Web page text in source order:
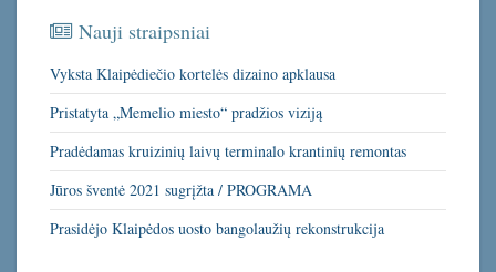
Nauji straipsniai
Vyksta Klaipėdiečio kortelės dizaino apklausa
Pristatyta „Memelio miesto“ pradžios viziją
Pradėdamas kruizinių laivų terminalo krantinių remontas
Jūros šventė 2021 sugrįžta / PROGRAMA
Prasidėjo Klaipėdos uosto bangolaužių rekonstrukcija